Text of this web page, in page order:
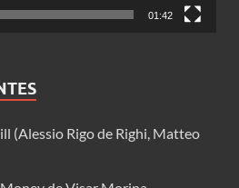
01:42
(Alessio Rigo de Righi, Matteo